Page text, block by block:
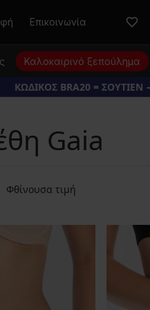
Επικοινωνία
Καλοκαιρινό ξεπούλημα
ΚΩΔΙΚΟΣ BRA20 = ΣΟΥΤΙΕΝ
Gaia
Φθίνουσα τιμή